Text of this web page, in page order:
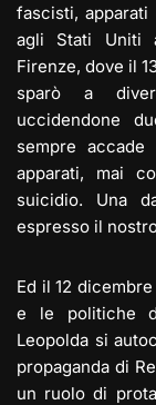
fascisti,
agli Stati Uniti
Firenze, dove il
sparò a
uccidendone
sempre
apparati, mai
suicidio. Una
espresso il
Ed il 12
e le politiche
Leopolda si
propaganda di
un ruolo di